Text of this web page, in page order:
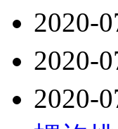
2020-
2020-
2020-